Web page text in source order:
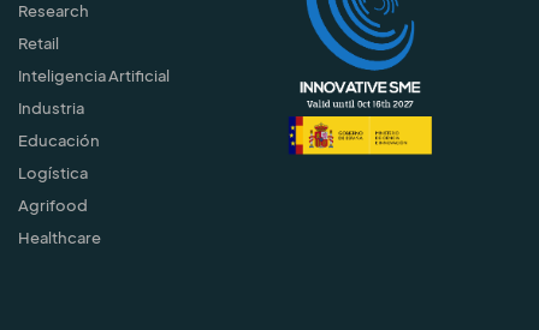
Research
Retail
Inteligencia Artificial
Industria
Educación
Logística
Agrifood
Healthcare